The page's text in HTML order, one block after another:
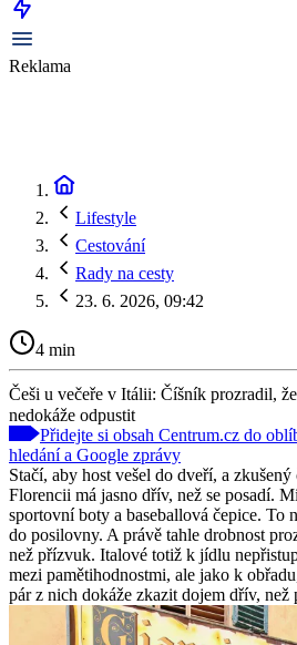
Reklama
Lifestyle
Cestování
Rady na cesty
23. 6. 2026, 09:42
4 min
Češi u večeře v Itálii: Číšník prozradil,
nedokáže odpustit
Přidejte si obsah Centrum.cz do
hledání a Google zprávy
Stačí, aby host vešel do dveří, a
Florencii má jasno dřív, než se posadí.
sportovní boty a baseballová čepice. To
do posilovny. A právě tahle drobnost
než přízvuk. Italové totiž k jídlu
mezi pamětihodnostmi, ale jako k
pár z nich dokáže zkazit dojem dřív, než